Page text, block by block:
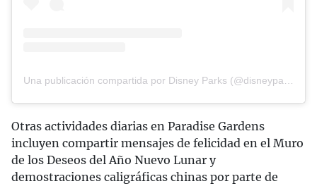
Una publicación compartida por Disney Parks (@disneyparks)
Otras actividades diarias en Paradise Gardens
incluyen compartir mensajes de felicidad en el Muro
de los Deseos del Año Nuevo Lunar y
demostraciones caligráficas chinas por parte de